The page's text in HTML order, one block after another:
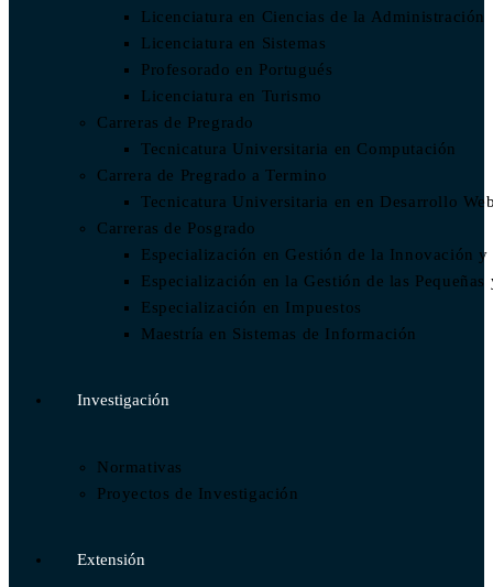
Licenciatura en Ciencias de la Administración
Licenciatura en Sistemas
Profesorado en Portugués
Licenciatura en Turismo
Carreras de Pregrado
Tecnicatura Universitaria en Computación
Carrera de Pregrado a Termino
Tecnicatura Universitaria en en Desarrollo
Carreras de Posgrado
Especialización en Gestión de la Innovación
Especialización en la Gestión de las
Especialización en Impuestos​
Maestría en Sistemas de Información
Investigación
Normativas
Proyectos de Investigación
Extensión